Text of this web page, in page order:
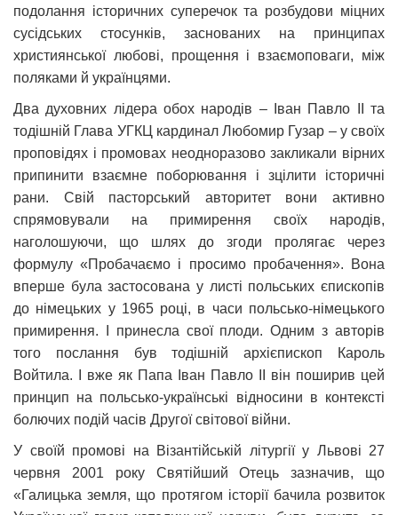
подолання історичних суперечок та розбудови міцних
сусідських стосунків, заснованих на принципах
християнської любові, прощення і взаємоповаги, між
поляками й українцями.
Два духовних лідера обох народів – Іван Павло ІІ та
тодішній Глава УГКЦ кардинал Любомир Гузар – у своїх
проповідях і промовах неодноразово закликали вірних
припинити взаємне поборювання і зцілити історичні
рани. Свій пасторський авторитет вони активно
спрямовували на примирення своїх народів,
наголошуючи, що шлях до згоди пролягає через
формулу «Пробачаємо і просимо пробачення». Вона
вперше була застосована у листі польських єпископів
до німецьких у 1965 році, в часи польсько-німецького
примирення. І принесла свої плоди. Одним з авторів
того послання був тодішній архієпископ Кароль
Войтила. І вже як Папа Іван Павло ІІ він поширив цей
принцип на польсько-українські відносини в контексті
болючих подій часів Другої світової війни.
У своїй промові на Візантійській літургії у Львові 27
червня 2001 року Святійший Отець зазначив, що
«Галицька земля, що протягом історії бачила розвиток